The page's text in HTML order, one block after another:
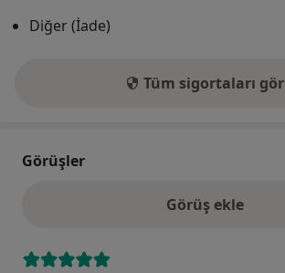
Diğer (İade)
Tüm sigortaları gör
Görüşler
Görüş ekle